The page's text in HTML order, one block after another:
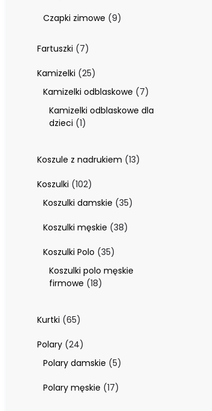
Czapki zimowe 99
Fartuszki
77
Kamizelki 2525
produktów
Kamizelki odblaskowe 77
produktów
Kamizelki odblaskowe dla
dzieci 11
Koszule z nadrukiem 1313
Koszulki 102102
produkty
Koszulki damskie 3535
Koszulki męskie 3838
Koszulki Polo 3535
produktów
Koszulki polo męskie
firmowe 1818
Kurtki 6565
Polary 2424
produkty
Polary damskie 55
Polary męskie 1717